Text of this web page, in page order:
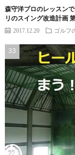
森守洋プロのレッスン
リのスイング改造計画
2017.12.20 ゴルフ